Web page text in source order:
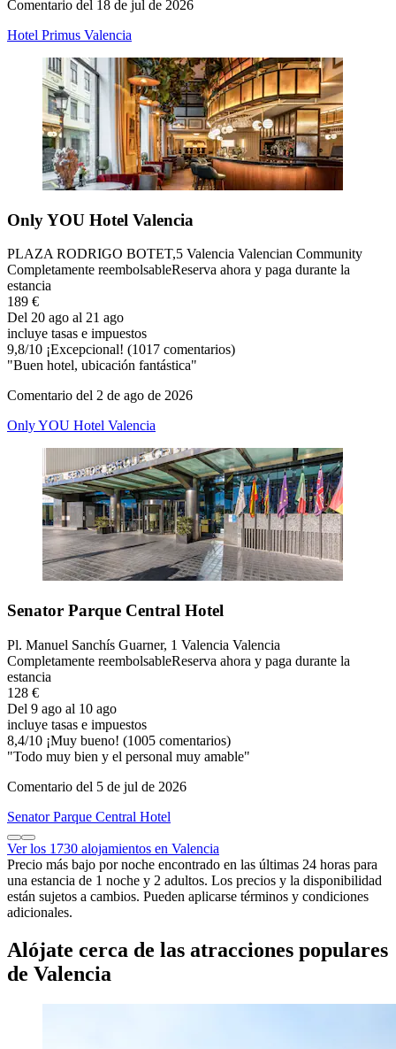
Comentario del 18 de jul de 2026
Hotel Primus Valencia
Only YOU Hotel Valencia
PLAZA RODRIGO BOTET,5 Valencia Valencian Community
Completamente reembolsableReserva ahora y paga durante la
estancia
189 €
Del 20 ago al 21 ago
incluye tasas e impuestos
9,8/10 ¡Excepcional! (1017 comentarios)
"Buen hotel, ubicación fantástica"
Comentario del 2 de ago de 2026
Only YOU Hotel Valencia
Senator Parque Central Hotel
Pl. Manuel Sanchís Guarner, 1 Valencia Valencia
Completamente reembolsableReserva ahora y paga durante la
estancia
128 €
Del 9 ago al 10 ago
incluye tasas e impuestos
8,4/10 ¡Muy bueno! (1005 comentarios)
"Todo muy bien y el personal muy amable"
Comentario del 5 de jul de 2026
Senator Parque Central Hotel
Ver los 1730 alojamientos en Valencia
Precio más bajo por noche encontrado en las últimas 24 horas para
una estancia de 1 noche y 2 adultos. Los precios y la disponibilidad
están sujetos a cambios. Pueden aplicarse términos y condiciones
adicionales.
Alójate cerca de las atracciones populares
de Valencia